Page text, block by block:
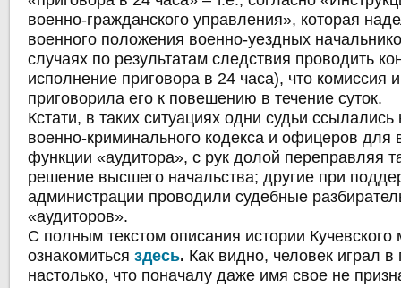
военно-гражданского управления», которая
военного положения военно-уездных
случаях по результатам следствия проводить
исполнение приговора в 24 часа), что комиссия
приговорила его к повешению в течение суток.
Кстати, в таких ситуациях одни судьи ссылались
военно-криминального кодекса и офицеров для
функции «аудитора», с рук долой переправляя
решение высшего начальства; другие при
администрации проводили судебные
«аудиторов».
С полным текстом описания истории Кучевского
ознакомитьсяздесь. Как видно, человек играл в
настолько, что поначалу даже имя свое не